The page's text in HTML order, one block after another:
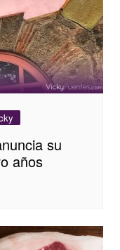
su
años